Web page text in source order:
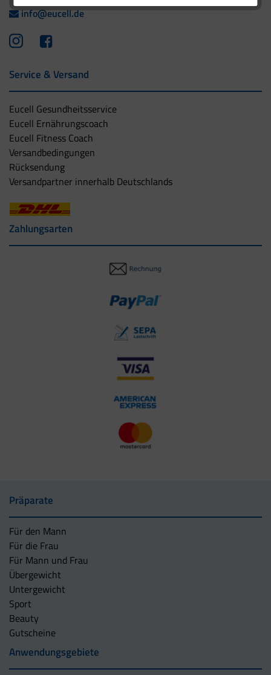
info@eucell.de
Service & Versand
Eucell Gesundheitsservice
Eucell Ernährungscoach
Eucell Fitness Coach
Versandbedingungen
Rücksendung
Versandpartner innerhalb Deutschlands
Zahlungsarten
Präparate
Für den Mann
Für die Frau
Für Mann und Frau
Übergewicht
Untergewicht
Sport
Beauty
Gutscheine
Anwendungsgebiete